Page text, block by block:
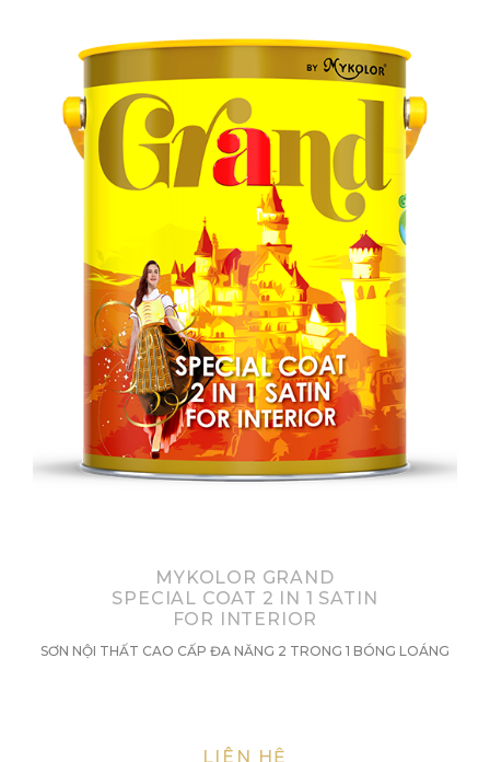
MYKOLOR GRAND
SPECIAL COAT 2 IN 1 SATIN
FOR INTERIOR
SƠN NỘI THẤT CAO CẤP ĐA NĂNG 2 TRONG 1 BÓNG LOÁNG
LIÊN HỆ